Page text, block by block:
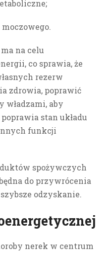
na celu
co sprawia, że
rezerw
zdrowia, poprawić
władzami, aby
stan układu
funkcji
spożywczych
do przywrócenia
odzyskanie.
nerek w centrum